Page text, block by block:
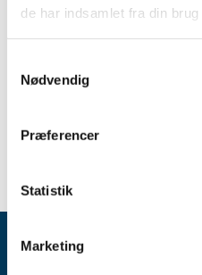
de har indsamlet fra din
Nødvendig
Præferencer
Statistik
Marketing
Sikkerhedsmeddelelse om